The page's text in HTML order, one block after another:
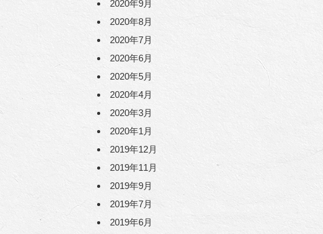
2020年9月
2020年8月
2020年7月
2020年6月
2020年5月
2020年4月
2020年3月
2020年1月
2019年12月
2019年11月
2019年9月
2019年7月
2019年6月